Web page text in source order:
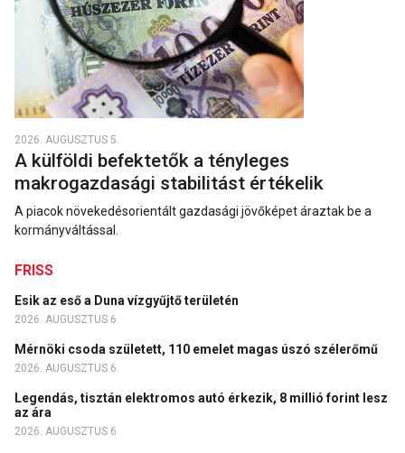
2026. AUGUSZTUS 5.
A külföldi befektetők a tényleges
makrogazdasági stabilitást értékelik
A piacok növekedésorientált gazdasági jövőképet áraztak be a
kormányváltással.
FRISS
Esik az eső a Duna vízgyűjtő területén
2026. AUGUSZTUS 6.
Mérnöki csoda született, 110 emelet magas úszó szélerőmű
2026. AUGUSZTUS 6.
Legendás, tisztán elektromos autó érkezik, 8 millió forint lesz
az ára
2026. AUGUSZTUS 6.